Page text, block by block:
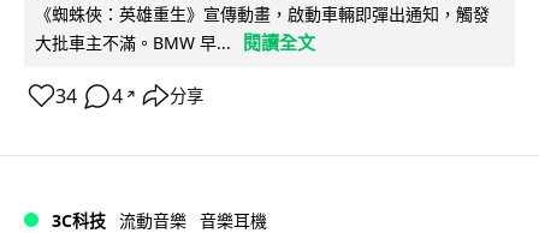
《蜘蛛俠：英雄重生》宣傳動畫，啟動車輛即彈出通知，觸發
大批車主不滿。BMW 早...
閱讀全文
34 4 ↗ 分享
3C科技 流動音樂 音樂耳機